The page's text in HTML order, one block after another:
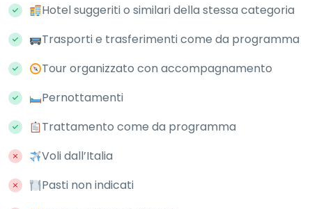
Hotel suggeriti o similari della stessa categoria
Trasporti e trasferimenti come da programma
Tour organizzato con accompagnamento
Pernottamenti
Trattamento come da programma
Voli dall’Italia
Pasti non indicati